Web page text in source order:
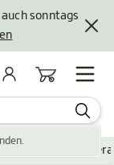
sonntags
Mein KontoWarenkorb